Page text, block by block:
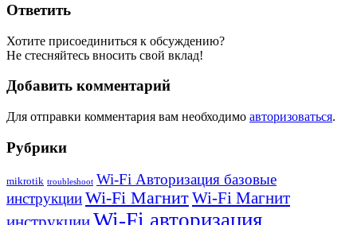
Ответить
Хотите присоединиться к обсуждению?
Не стесняйтесь вносить свой вклад!
Добавить комментарий
Для отправки комментария вам необходимо авторизоваться.
Рубрики
mikrotik troubleshoot Wi-Fi Авторизация базовые
инструкцииWi-Fi МагнитWi-Fi Магнит